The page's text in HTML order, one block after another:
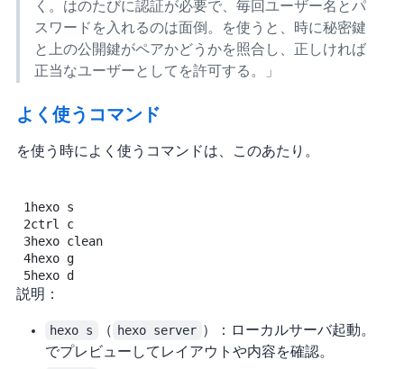
く。GitHubはpushのたびに認証が必要で、毎回ユーザー名とパ
スワードを入れるのは面倒。SSHを使うと、push時に秘密鍵
とGitHub上の公開鍵がペアかどうかを照合し、正しければ
正当なユーザーとしてpushを許可する。」
よく使うコマンド
Hexo を使う時によく使うコマンドは、このあたり。
1 hexo s
2ctrl
c
3hexo clean
4hexo g
5hexo d
説明：
hexo s （ hexo server ）：ローカルサーバ起動。
でプレビューしてレイアウトや内容を確認。